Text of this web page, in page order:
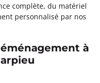
complète, du matériel
personnalisé par nos
à